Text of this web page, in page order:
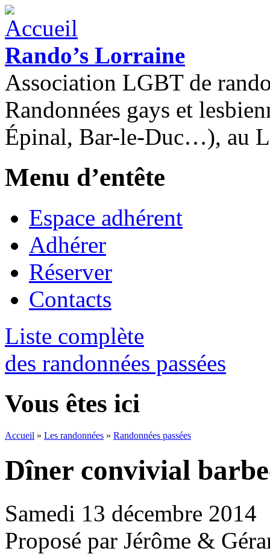
Rando’s Lorraine
Association LGBT de
Randonnées gays et
Épinal, Bar-le-Duc…), au
Menu d’entête
Espace adhérent
Adhérer
Réserver
Contacts
Liste complète
des randonnées passées
Vous êtes ici
Accueil » Les randonnées » Randonnées passées
Dîner convivial
Samedi 13 décembre 2014
Proposé par Jérôme &